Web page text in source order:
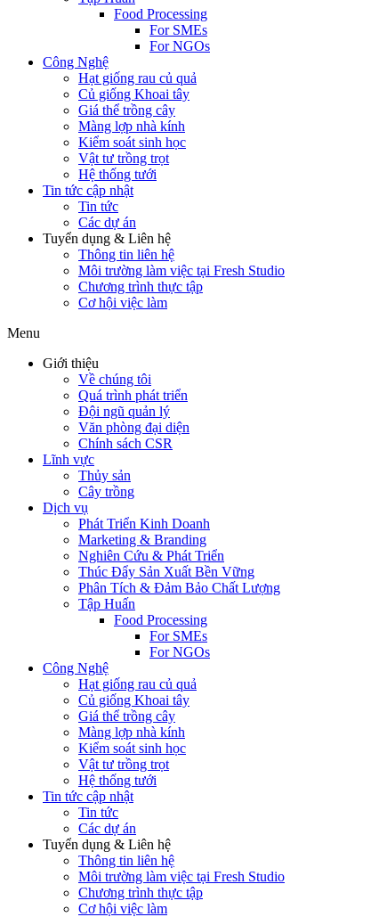
Food Processing
For SMEs
For NGOs
Công Nghệ
Hạt giống rau củ quả
Củ giống Khoai tây
Giá thể trồng cây
Màng lợp nhà kính
Kiểm soát sinh học
Vật tư trồng trọt
Hệ thống tưới
Tin tức cập nhật
Tin tức
Các dự án
Tuyển dụng & Liên hệ
Thông tin liên hệ
Môi trường làm việc tại Fresh Studio
Chương trình thực tập
Cơ hội việc làm
Menu
Giới thiệu
Về chúng tôi
Quá trình phát triển
Đội ngũ quản lý
Văn phòng đại diện
Chính sách CSR
Lĩnh vực
Thủy sản
Cây trồng
Dịch vụ
Phát Triển Kinh Doanh
Marketing & Branding
Nghiên Cứu & Phát Triển
Thúc Đẩy Sản Xuất Bền Vững
Phân Tích & Đảm Bảo Chất Lượng
Tập Huấn
Food Processing
For SMEs
For NGOs
Công Nghệ
Hạt giống rau củ quả
Củ giống Khoai tây
Giá thể trồng cây
Màng lợp nhà kính
Kiểm soát sinh học
Vật tư trồng trọt
Hệ thống tưới
Tin tức cập nhật
Tin tức
Các dự án
Tuyển dụng & Liên hệ
Thông tin liên hệ
Môi trường làm việc tại Fresh Studio
Chương trình thực tập
Cơ hội việc làm